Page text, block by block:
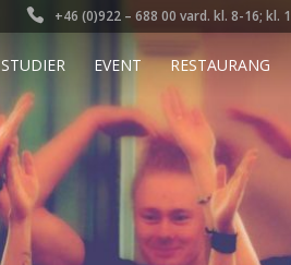
+46 (0)922 – 688 00 vard. kl. 8-16; kl.
STUDIER EVENT RESTAURANG